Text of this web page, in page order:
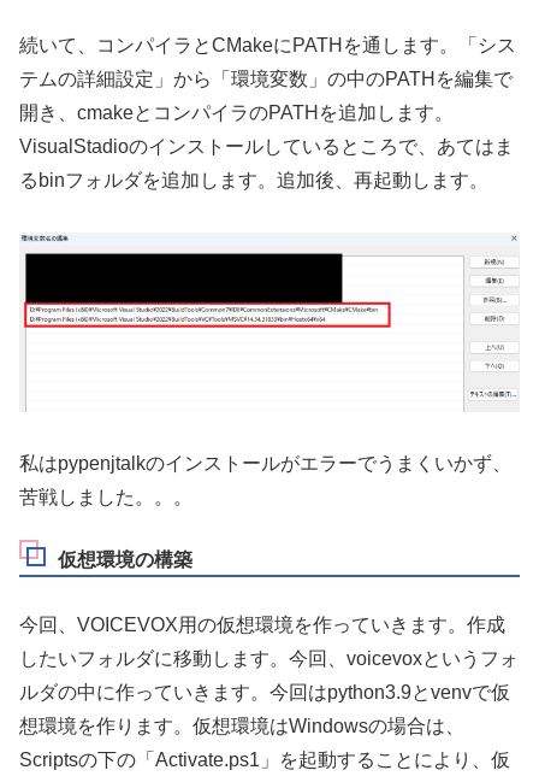
続いて、コンパイラとCMakeにPATHを通します。「シス
テムの詳細設定」から「環境変数」の中のPATHを編集で
開き、cmakeとコンパイラのPATHを追加します。
VisualStadioのインストールしているところで、あてはま
るbinフォルダを追加します。追加後、再起動します。
私はpypenjtalkのインストールがエラーでうまくいかず、
苦戦しました。。。
仮想環境の構築
今回、VOICEVOX用の仮想環境を作っていきます。作成
したいフォルダに移動します。今回、voicevoxというフォ
ルダの中に作っていきます。今回はpython3.9とvenvで仮
想環境を作ります。仮想環境はWindowsの場合は、
Scriptsの下の「Activate.ps1」を起動することにより、仮